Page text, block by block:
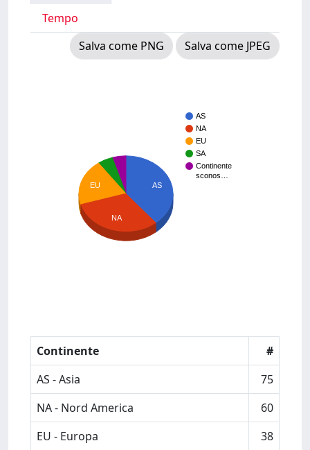
Tempo
Salva come PNG
Salva come JPEG
AS
NA
EU
SA
Continente
sconos…
AS
EU
NA
Continente
#
AS - Asia
75
NA - Nord America
60
EU - Europa
38